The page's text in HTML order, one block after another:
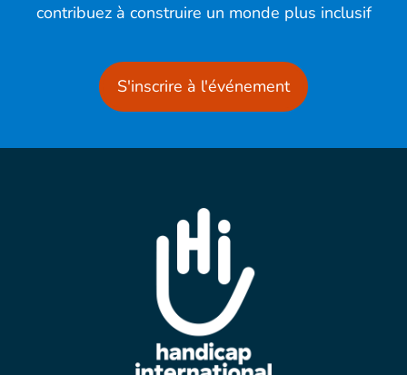
contribuez à construire un monde plus inclusif
S'inscrire à l'événement